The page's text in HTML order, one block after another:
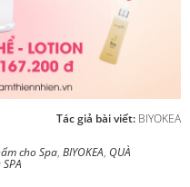
Tác giả bài viết: BIYOKEA
cho Spa, BIYOKEA, QUÀ